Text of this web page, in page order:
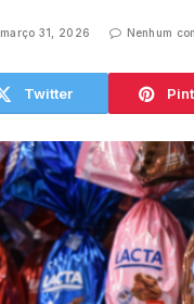
março 31, 2026 Nenhum
Twitter